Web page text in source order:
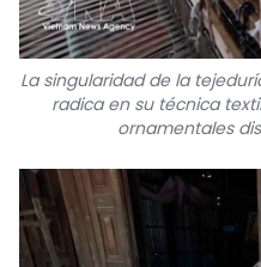
La singularidad de la
radica en su técnica
ornamentales